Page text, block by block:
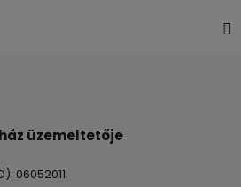
üzemeltetője
06052011